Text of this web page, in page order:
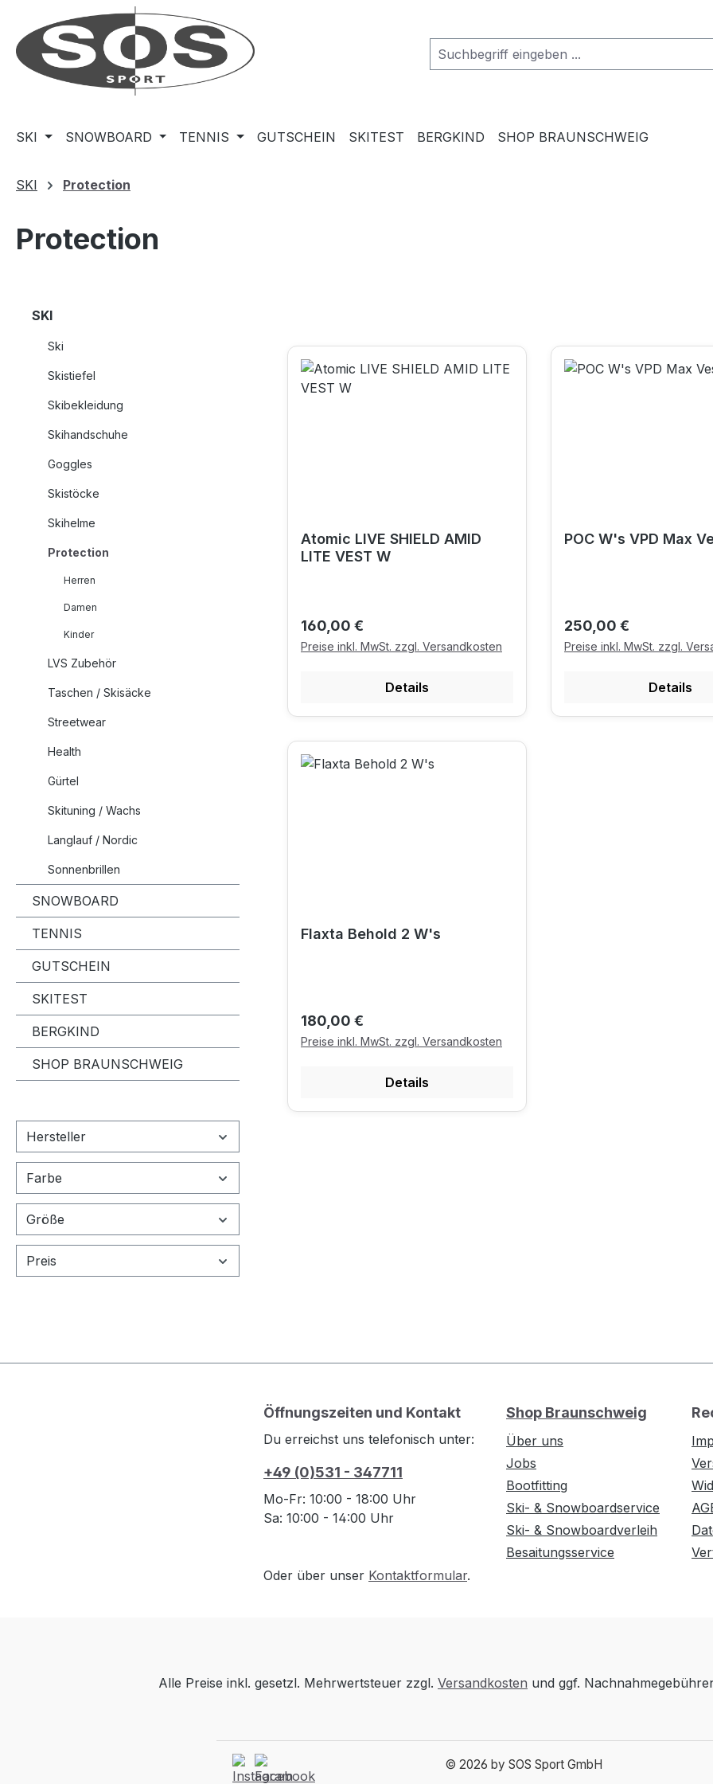
Hauptinhalt springen
Zur Suche springen
Zur Hauptnavigation springen
SKI SNOWBOARD TENNIS GUTSCHEIN SKITEST BERGKIND SHOP BRAUNSCHWEIG
SKI Protection
Protection
SKI
Ski
Skistiefel
Skibekleidung
Skihandschuhe
Goggles
Skistöcke
Skihelme
Protection
Herren
Damen
Kinder
LVS Zubehör
Taschen / Skisäcke
Streetwear
Health
Gürtel
Skituning / Wachs
Langlauf / Nordic
Sonnenbrillen
SNOWBOARD
TENNIS
GUTSCHEIN
SKITEST
BERGKIND
SHOP BRAUNSCHWEIG
Hersteller
Farbe
Größe
Preis
Atomic LIVE SHIELD AMID
LITE VEST W
Regulärer Preis:
160,00 €
Preise inkl. MwSt. zzgl. Versandkosten
Details
POC W's VPD Max
Regulärer Preis:
250,00 €
Preise inkl. MwSt. zzgl.
Details
Flaxta Behold 2 W's
Regulärer Preis:
180,00 €
Preise inkl. MwSt. zzgl. Versandkosten
Details
Öffnungszeiten und Kontakt
Du erreichst uns telefonisch unter:
+49 (0)531 - 347711
Mo-Fr: 10:00 - 18:00 Uhr
Sa: 10:00 - 14:00 Uhr
Oder über unser Kontaktformular.
Shop Braunschweig
Über uns
Jobs
Bootfitting
Ski- & Snowboardservice
Ski- & Snowboardverleih
Besaitungsservice
Alle Preise inkl. gesetzl. Mehrwertsteuer zzgl. Versandkosten und ggf.
© 2026 by SOS Sport GmbH